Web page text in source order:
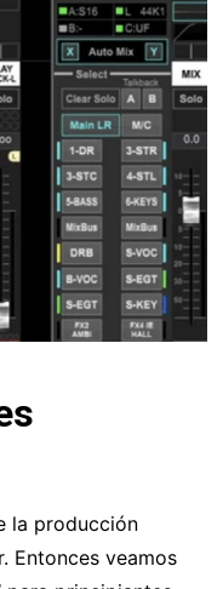
la producción
Entonces veamos